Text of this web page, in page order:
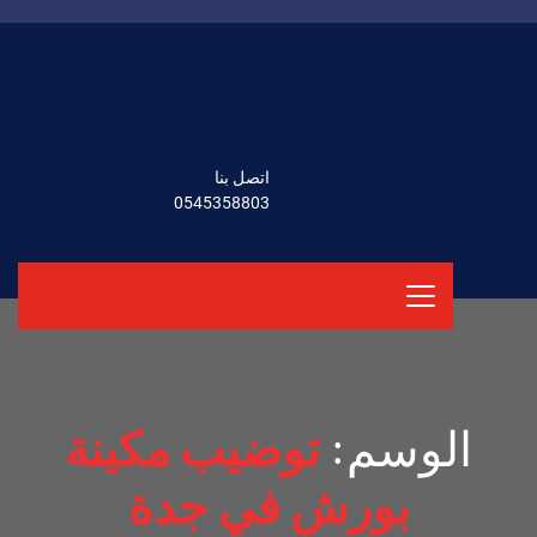
اتصل بنا
0545358803
الوسم:توضيب مكينة
بورش في جدة